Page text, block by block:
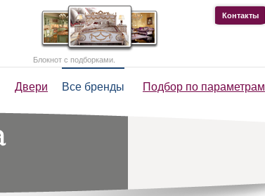
Двери Все бренды Подбор по параметрам
Контакты
Блокнот с подборками.